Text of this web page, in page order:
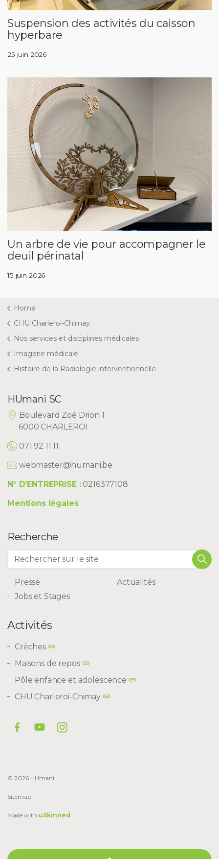
Suspension des activités du caisson
hyperbare
25 juin 2026
Un arbre de vie pour accompagner le
deuil périnatal
15 juin 2026
Home
CHU Charleroi-Chimay
Nos services et disciplines médicales
Imagerie médicale
Histoire de la Radiologie interventionnelle
HUmani SC
Boulevard Zoé Drion 1
6000 CHARLEROI
071 92 11 11
webmaster@humani.be
N° D’ENTREPRISE :0216377108
Mentions légales
Recherche
Presse
Actualités
Jobs et Stages
Activités
Crèches
Maisons de repos
Pôle enfance et adolescence
CHU Charleroi-Chimay
© 2026 HUmani
Sitemap
Made with uSkinned